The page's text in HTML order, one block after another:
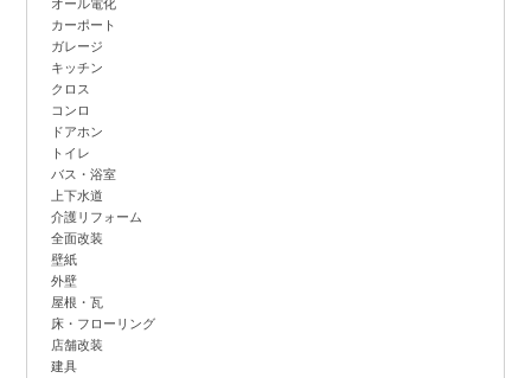
オール電化
カーポート
ガレージ
キッチン
クロス
コンロ
ドアホン
トイレ
バス・浴室
上下水道
介護リフォーム
全面改装
壁紙
外壁
屋根・瓦
床・フローリング
店舗改装
建具